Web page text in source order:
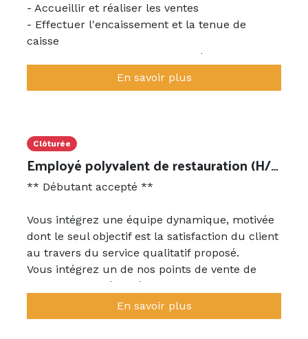
- Accueillir et réaliser les ventes
- Effectuer l'encaissement et la tenue de
caisse
- Entretenir les locaux et le matériel
- Gérer l'approvisionnement et la mise en place
des vitrines
manager de site. Il répond également aux
partie de l'équipe d'encadrement.
semaine
Travail en journée continue et jours de repos
consécutifs.
Contrat évolutif.
Prime d'habillage, prime blanchissage, Tickets
En savoir plus
Clôturée
Employé polyvalent de restauration (H/F)
** Débutant accepté **
Vous intégrez une équipe dynamique, motivée
dont le seul objectif est la satisfaction du client
au travers du service qualitatif proposé.
Vous intégrez un de nos points de vente de
restauration présentés dans la fiche descriptive
de l'établissement.
Vos missions comprennent les taches suivantes
En savoir plus